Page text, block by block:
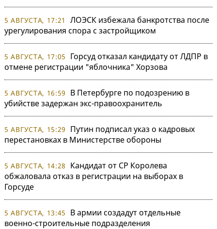
5 АВГУСТА, 17:21
ЛОЭСК избежала банкротства после
урегулирования спора с застройщиком
5 АВГУСТА, 17:05
Горсуд отказал кандидату от ЛДПР в
отмене регистрации "яблочника" Хорзова
5 АВГУСТА, 16:59
В Петербурге по подозрению в
убийстве задержан экс-правоохранитель
5 АВГУСТА, 15:29
Путин подписал указ о кадровых
перестановках в Министерстве обороны
5 АВГУСТА, 14:28
Кандидат от СР Королева
обжаловала отказ в регистрации на выборах в
Горсуде
5 АВГУСТА, 13:45
В армии создадут отдельные
военно-строительные подразделения